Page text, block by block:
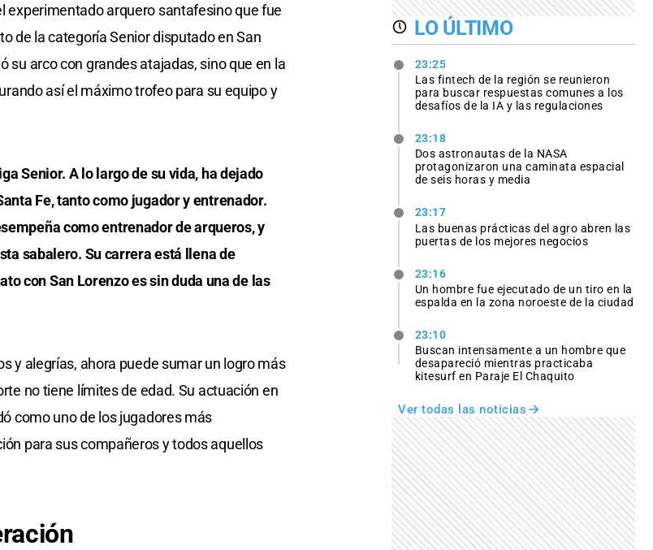
experimentado arquero santafesino que fue
de la categoría Senior disputado en San
su arco con grandes atajadas, sino que en la
así el máximo trofeo para su equipo y
Senior. A lo largo de su vida, ha dejado
Fe, tanto como jugador y entrenador.
como entrenador de arqueros, y
sabalero. Su carrera está llena de
con San Lorenzo es sin duda una de las
y alegrías, ahora puede sumar un logro más
no tiene límites de edad. Su actuación en
como uno de los jugadores más
para sus compañeros y todos aquellos
LO ÚLTIMO
23:25
Las fintech de la región se reunieron
para buscar respuestas comunes a los
desafíos de la IA y las regulaciones
23:18
Dos astronautas de la NASA
protagonizaron una caminata espacial
de seis horas y media
23:17
Las buenas prácticas del agro abren las
puertas de los mejores negocios
23:16
Un hombre fue ejecutado de un tiro en la
espalda en la zona noroeste de la ciudad
23:10
Buscan intensamente a un hombre que
desapareció mientras practicaba
kitesurf en Paraje El Chaquito
Ver todas las noticias